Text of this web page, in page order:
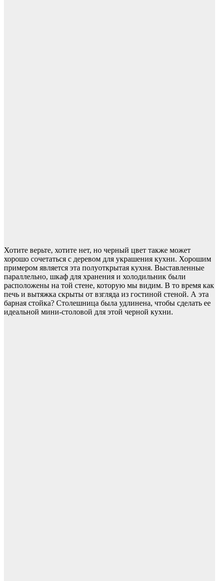
Хотите верьте, хотите нет, но черный цвет также может
хорошо сочетаться с деревом для украшения кухни. Хорошим
примером является эта полуоткрытая кухня. Выставленные
параллельно, шкаф для хранения и холодильник были
расположены на той стене, которую мы видим. В то время как
печь и вытяжка скрыты от взгляда из гостиной стеной. А эта
барная стойка? Столешница была удлинена, чтобы сделать ее
идеальной мини-столовой для этой черной кухни.